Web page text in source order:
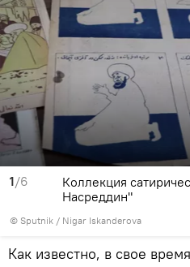
1/6
© Sputnik / Nigar Iskanderova
Коллекция
Насреддин"
Как известно, в свое